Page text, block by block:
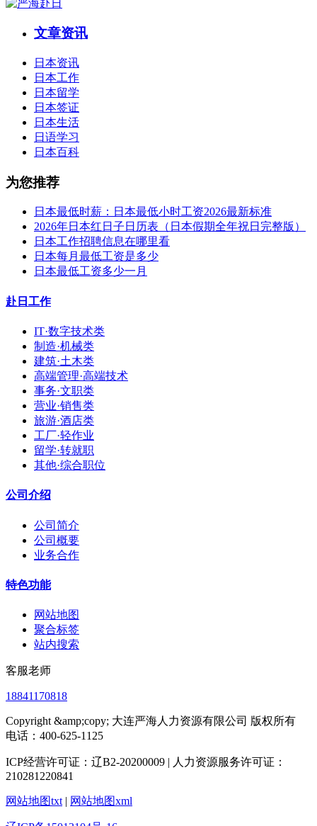
文章资讯
日本资讯
日本工作
日本留学
日本签证
日本生活
日语学习
日本百科
为您推荐
日本最低时薪：日本最低小时工资2026最新标准
2026年日本红日子日历表（日本假期全年祝日完整版）
日本工作招聘信息在哪里看
日本每月最低工资是多少
日本最低工资多少一月
赴日工作
IT·数字技术类
制造·机械类
建筑·土木类
高端管理·高端技术
事务·文职类
营业·销售类
旅游·酒店类
工厂·轻作业
留学·转就职
其他·综合职位
公司介绍
公司简介
公司概要
业务合作
特色功能
网站地图
聚合标签
站内搜索
客服老师
18841170818
Copyright &amp;copy; 大连严海人力资源有限公司 版权所有
电话：400-625-1125
ICP经营许可证：辽B2-20200009 | 人力资源服务许可证：
210281220841
网站地图txt | 网站地图xml